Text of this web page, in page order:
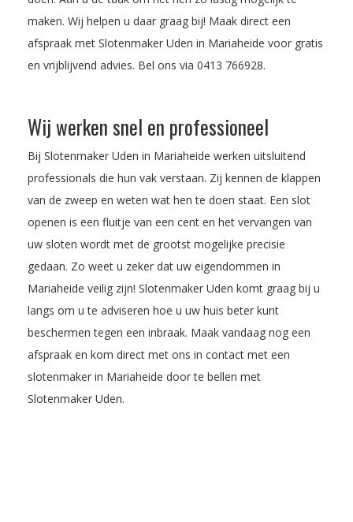
maken. Wij helpen u daar graag bij! Maak direct een
afspraak met Slotenmaker Uden in Mariaheide voor gratis
en vrijblijvend advies. Bel ons via 0413 766928.
Wij werken snel en professioneel
Bij Slotenmaker Uden in Mariaheide werken uitsluitend
professionals die hun vak verstaan. Zij kennen de klappen
van de zweep en weten wat hen te doen staat. Een slot
openen is een fluitje van een cent en het vervangen van
uw sloten wordt met de grootst mogelijke precisie
gedaan. Zo weet u zeker dat uw eigendommen in
Mariaheide veilig zijn! Slotenmaker Uden komt graag bij u
langs om u te adviseren hoe u uw huis beter kunt
beschermen tegen een inbraak. Maak vandaag nog een
afspraak en kom direct met ons in contact met een
slotenmaker in Mariaheide door te bellen met
Slotenmaker Uden.